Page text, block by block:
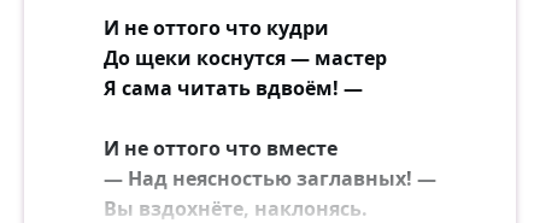
И не оттого что кудри
До щеки коснутся — мастер
Я сама читать вдвоём! —
И не оттого что вместе
— Над неясностью заглавных! —
Вы вздохнёте, наклонясь.